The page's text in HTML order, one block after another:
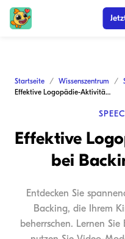
Startseite Wissenszentrum
Effektive Logopädie-Aktivitäten bei Backing für Kinder
Effektive
bei
Entdecken Sie
Backing, die Ihrem
beherrschen. Lernen